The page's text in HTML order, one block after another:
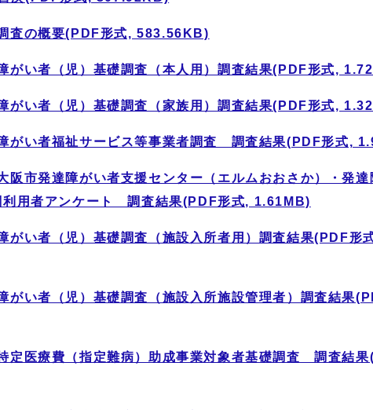
査の概要(PDF形式, 583.56KB)
がい者（児）基礎調査（本人用）調査結果(PDF形式,
がい者（児）基礎調査（家族用）調査結果(PDF形式,
がい者福祉サービス等事業者調査 調査結果(PDF形式,
阪市発達障がい者支援センター（エルムおおさか）・発達
利用者アンケート 調査結果(PDF形式, 1.61MB)
がい者（児）基礎調査（施設入所者用）調査結果(PDF形
がい者（児）基礎調査（施設入所施設管理者）調査結果
定医療費（指定難病）助成事業対象者基礎調査 調査結